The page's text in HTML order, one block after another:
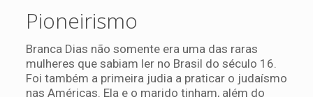
Pioneirismo
Branca Dias não somente era uma das raras
mulheres que sabiam ler no Brasil do século 16.
Foi também a primeira judia a praticar o judaísmo
nas Américas. Ela e o marido tinham, além do